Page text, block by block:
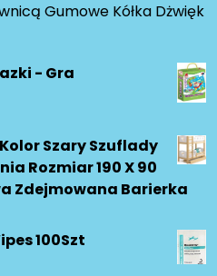
Gumowe Kółka Dżwięk
- Gra
Szary Szuflady
Rozmiar 190 X 90
Zdejmowana Barierka
100Szt